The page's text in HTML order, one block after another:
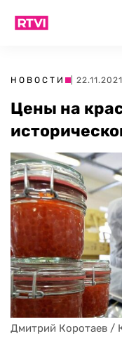
НОВОСТИ |
Цены на
Дмитрий Коротаев /